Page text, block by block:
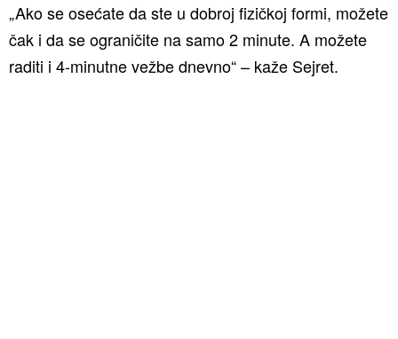
„Ako se osećate da ste u dobroj fizičkoj formi, možete
čak i da se ograničite na samo 2 minute. A možete
raditi i 4-minutne vežbe dnevno“ – kaže Sejret.